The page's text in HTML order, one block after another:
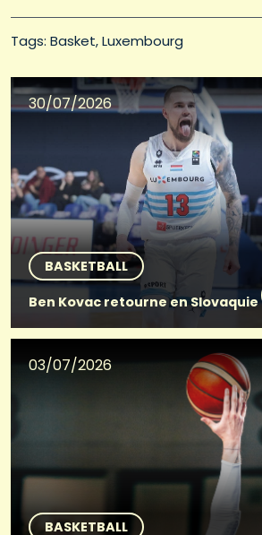
Tags: Basket Luxembourg
30/07/2026
BASKETBALL
Ben Kovac retourne en Slovaquie
03/07/2026
BASKETBALL